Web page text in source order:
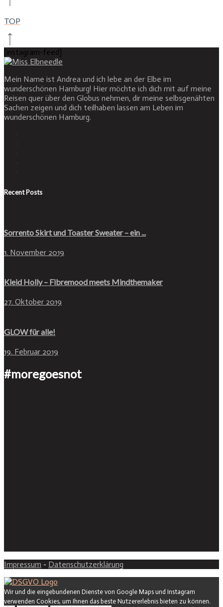
TOP
[instagram-feed]
Mein Name ist Andrea und ich lebe an der Elbe im
wunderschönen Hamburg! Hier möchte ich dich mit auf meine
Reisen quer über den Globus nehmen, dir meine selbsgenähten
Sachen zeigen und dich teilhaben lassen am Leben im
wunderschönen Hamburg.
Recent Posts
Sorrento Skirt und Toaster Sweater – ein ...
1. November 2019
Kleid Holly – Fibremood meets Mindthemaker
27. Oktober 2019
GLOW für alle!
19. Februar 2019
#moregoesnot
Impressum - Datenschutzerklärung
Wir und die eingebundenen Dienste von Google Maps und Instagram
verwenden Cookies, um Ihnen das beste Nutzererlebnis bieten zu können.